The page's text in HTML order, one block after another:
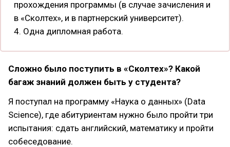
прохождения программы (в случае зачисления и
в «Сколтех», и в партнерский университет).
4. Одна дипломная работа​.
Сложно было поступить в «Сколтех»? Какой
багаж знаний должен быть у студента?
Я поступал на программу «Наука о данных» (Data
Science), где абитуриентам нужно было пройти три
испытания: сдать английский, математику и пройти
собеседование.